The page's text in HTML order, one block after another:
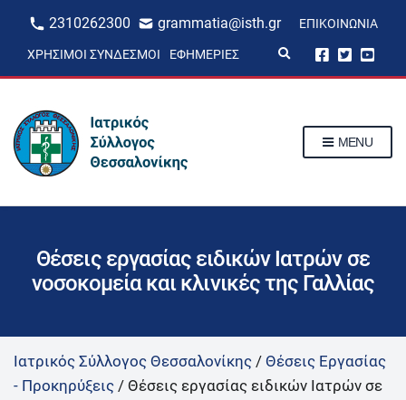
2310262300 grammatia@isth.gr ΕΠΙΚΟΙΝΩΝΊΑ
ΧΡΉΣΙΜΟΙ ΣΎΝΔΕΣΜΟΙ ΕΦΗΜΕΡΊΕΣ
p
m
MENU
Θέσεις εργασίας ειδικών Ιατρών σε
νοσοκομεία και κλινικές της Γαλλίας
Ιατρικός Σύλλογος Θεσσαλονίκης / Θέσεις Εργασίας
- Προκηρύξεις / Θέσεις εργασίας ειδικών Ιατρών σε